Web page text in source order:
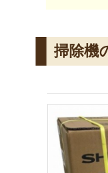
掃除機